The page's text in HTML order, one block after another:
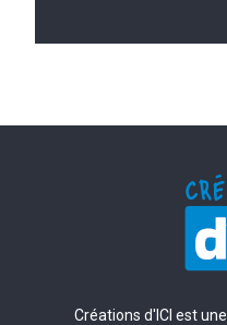
Créations d'ICI est une